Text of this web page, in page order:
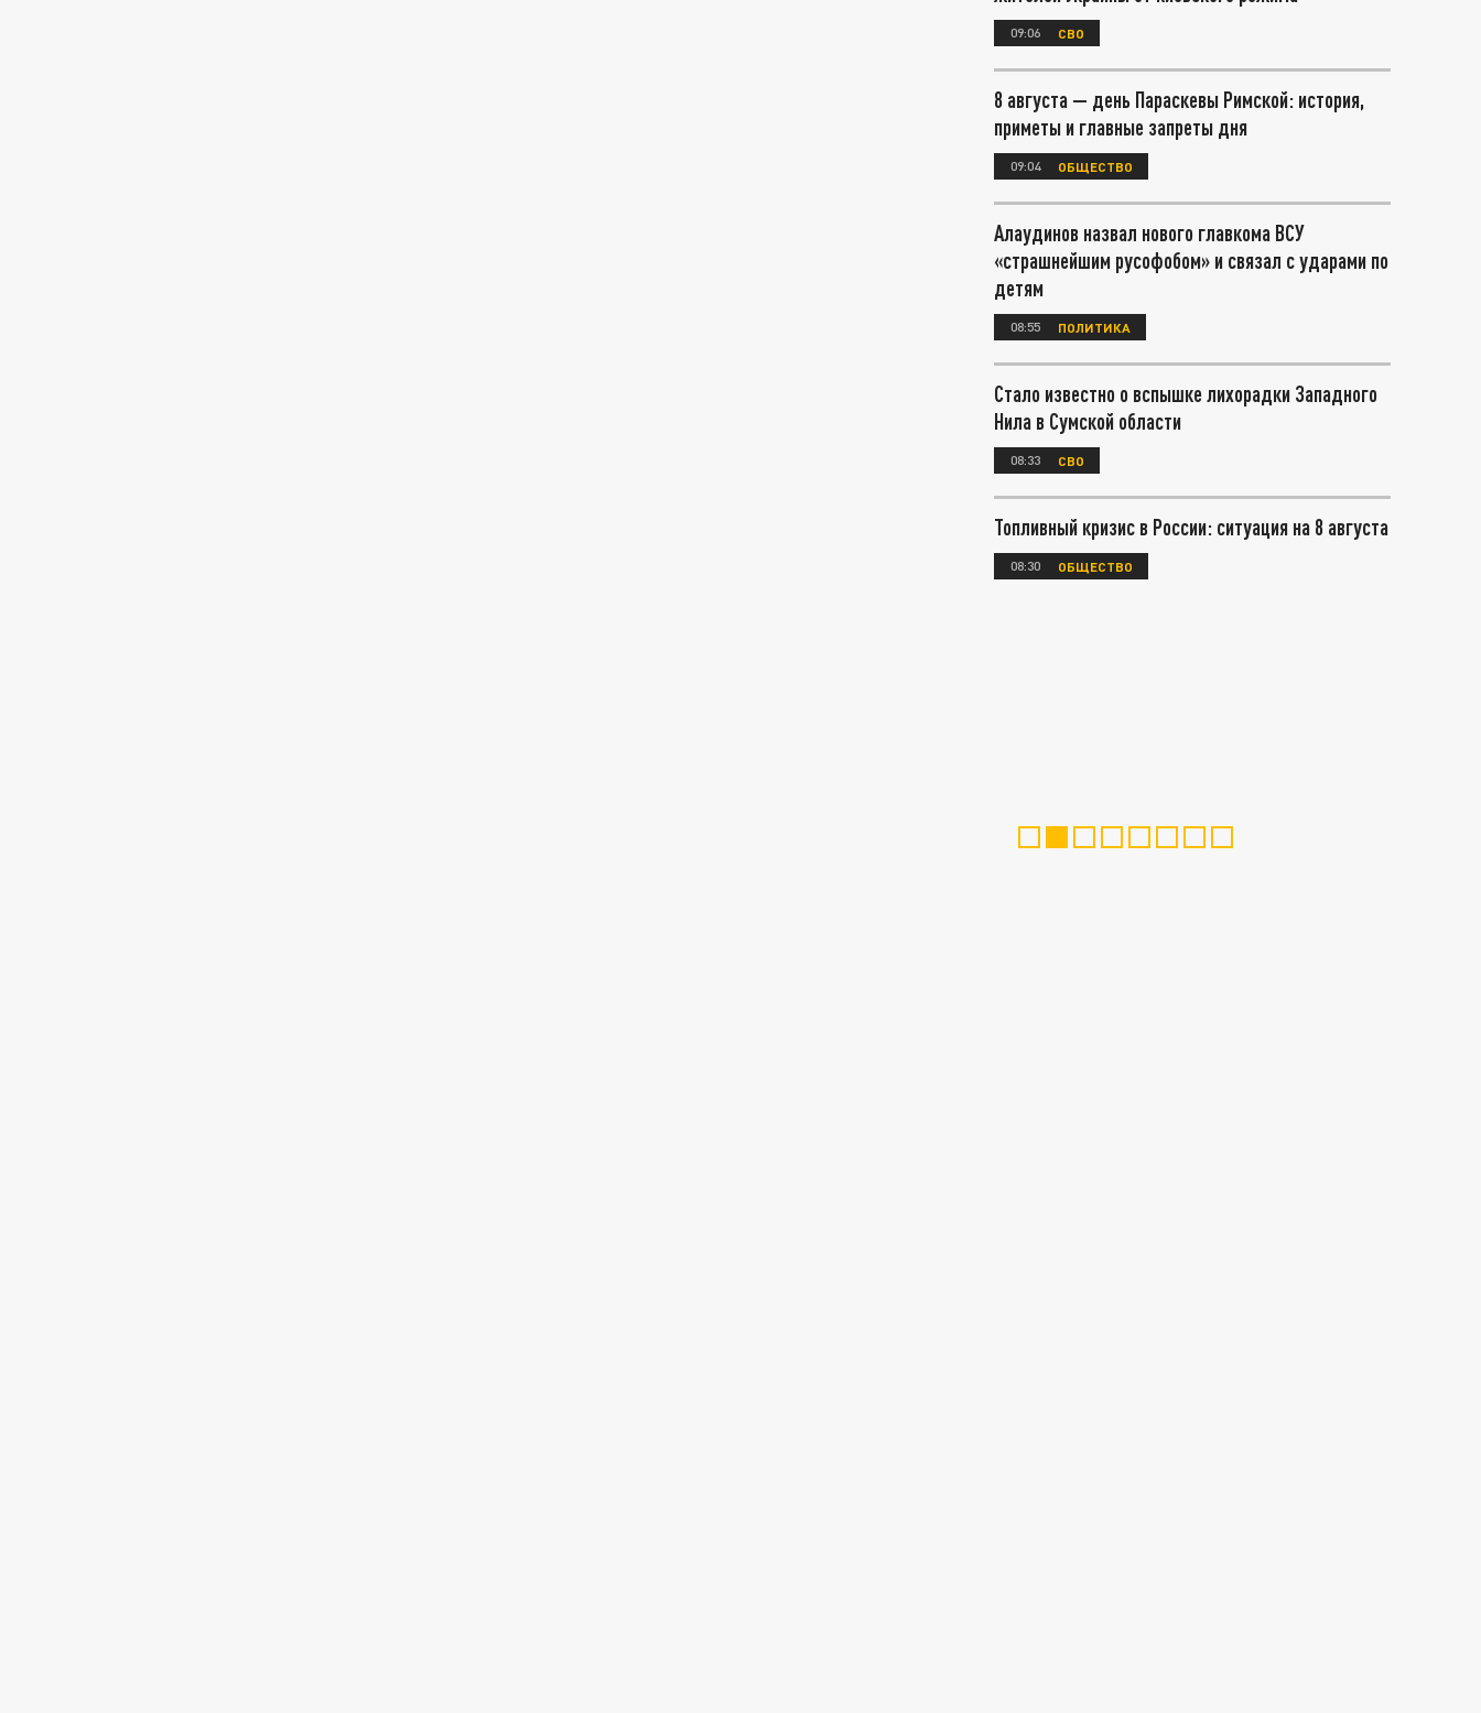
09:06 СВО
8 августа — день Параскевы Римской: история,
приметы и главные запреты дня
09:04 ОБЩЕСТВО
Алаудинов назвал нового главкома ВСУ
«страшнейшим русофобом» и связал с ударами по
детям
08:55 ПОЛИТИКА
Стало известно о вспышке лихорадки Западного
Нила в Сумской области
08:33 СВО
Топливный кризис в России: ситуация на 8 августа
08:30 ОБЩЕСТВО